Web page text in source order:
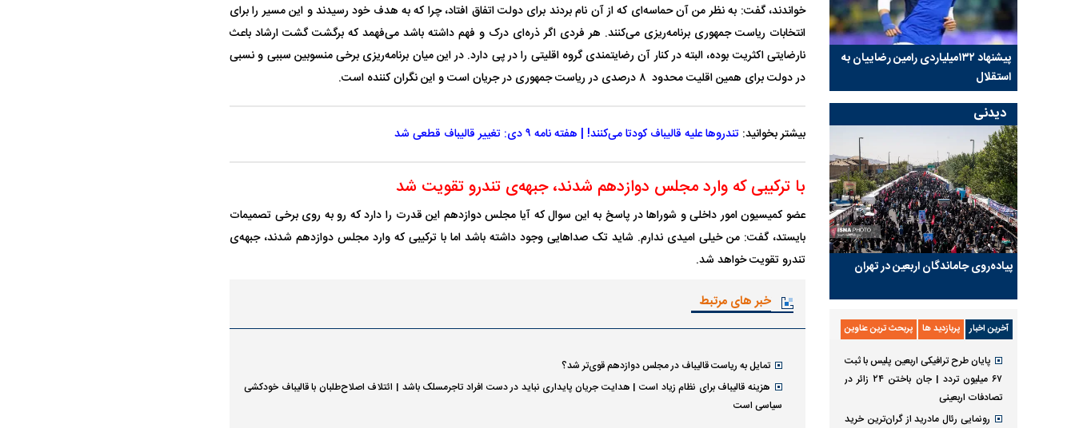
خواندند، گفت: به نظر من آن حماسه‌ای که از آن نام بردند برای دولت اتفاق افتاد، چرا که به هدف خود رسیدند و این مسیر را برای
انتخابات ریاست جمهوری برنامه‌ریزی می‌کنند. هر فردی اگر ذره‌ای درک و فهم داشته باشد می‌فهمد که برگشت گشت ارشاد باعث
نارضایتی اکثریت بوده، البته در کنار آن رضایتمندی گروه اقلیتی را در پی دارد. در این میان برنامه‌ریزی برخی منسوبین سببی و نسبی
در دولت برای همین اقلیت محدود ۸ درصدی در ریاست جمهوری در جریان است و این نگران کننده است.
بیشتر بخوانید: تندرو‌ها علیه قالیباف کودتا می‌کنند! | هفته نامه ۹ دی: تغییر قالیباف قطعی شد
با ترکیبی که وارد مجلس دوازدهم شدند، جبهه‌ی تندرو تقویت شد
عضو کمیسیون امور داخلی و شوراها در پاسخ به این سوال که آیا مجلس دوازدهم این قدرت را دارد که رو به روی برخی تصمیمات
بایستد، گفت: من خیلی امیدی ندارم. شاید تک صداهایی وجود داشته باشد اما با ترکیبی که وارد مجلس دوازدهم شدند، جبهه‌ی
تندرو تقویت خواهد شد.
خبر های مرتبط
تمایل به ریاست قالیباف در مجلس دوازدهم قوی‌تر شد؟
هزینه قالیباف برای نظام زیاد است | هدایت جریان پایداری نباید در دست افراد تاجرمسلک باشد | ائتلاف اصلاح‌طلبان با قالیباف خودکشی
سیاسی است
پیشنهاد ۱۳۲میلیاردی رامین رضاییان به
استقلال
بازگشت اندونگ به استقلال منتفی شد؛
هافبک گابنی در آستانه انتخاب تیم جدید
ابهام بزرگ درباره قرارداد یاسر آسانی؛
اولین چالش حقوقی استقلال
پرسپولیس در انتظار سه خرید کلیدی
پیش از شروع لیگ
دیدنی
پیاده‌روی جاماندگان اربعین در تهران
آخرین اخبار پربازدید ها پربحث ترین عناوین
پایان طرح ترافیکی اربعین پلیس با ثبت
۶۷ میلیون تردد | جان باختن ۲۴ زائر در
تصادفات اربعینی
رونمایی رئال مادرید از گران‌ترین خرید